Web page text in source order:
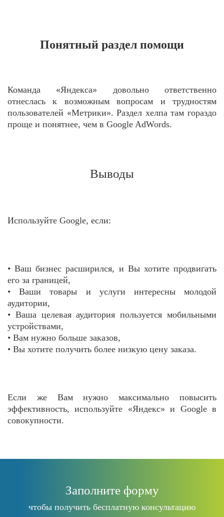
Понятный раздел помощи
Команда «Яндекса» довольно ответственно
отнеслась к возможным вопросам и трудностям
пользователей «Метрики». Раздел хелпа там гораздо
проще и понятнее, чем в Google AdWords.
Выводы
Используйте Google, если:
• Ваш бизнес расширился, и Вы хотите продвигать
его за границей,
• Ваши товары и услуги интересны молодой
аудитории,
• Ваша целевая аудитория пользуется мобильными
устройствами,
• Вам нужно больше заказов,
• Вы хотите получить более низкую цену заказа.
Если же Вам нужно максимально повысить
эффективность, используйте «Яндекс» и Google в
совокупности.
Заполните форму
чтобы получить бесплатную консультацию